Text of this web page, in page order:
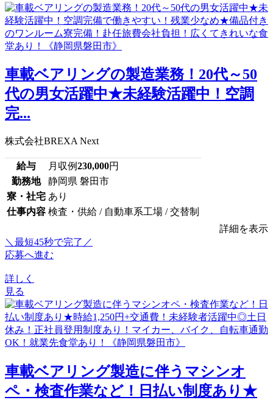
車載ベアリングの製造業務！20代～50
代の男女活躍中★未経験活躍中！空調
完...
株式会社BREXA Next
給与 月収例230,000円
勤務地
静岡県 磐田市
寮・社宅 あり
仕事内容 検査・供給 / 自動車系工場 / 交替制
詳細を表示
＼最短45秒で完了／
応募へ進む
詳しく
見る
車載ベアリング製造に伴うマシンオ
ペ・検査作業など！日払い制度あり★